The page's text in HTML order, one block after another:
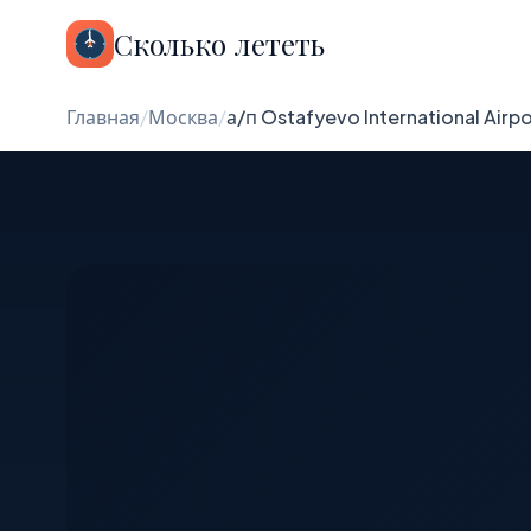
Сколько лететь
Главная/Москва/а/п Ostafyevo International